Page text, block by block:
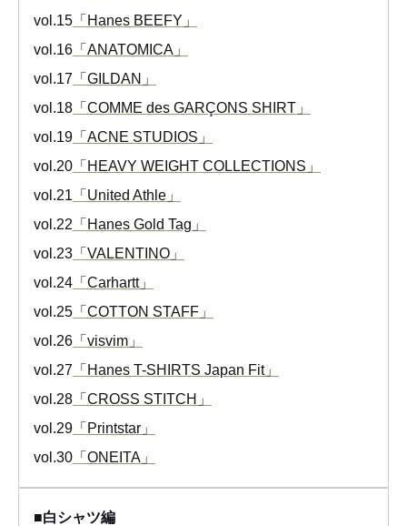
vol.15 「Hanes BEEFY」
vol.16 「ANATOMICA」
vol.17 「GILDAN」
vol.18 「COMME des GARÇONS SHIRT」
vol.19 「ACNE STUDIOS」
vol.20 「HEAVY WEIGHT COLLECTIONS」
vol.21 「United Athle」
vol.22 「Hanes Gold Tag」
vol.23 「VALENTINO」
vol.24 「Carhartt」
vol.25 「COTTON STAFF」
vol.26 「visvim」
vol.27 「Hanes T-SHIRTS Japan Fit」
vol.28 「CROSS STITCH」
vol.29 「Printstar」
vol.30 「ONEITA」
■白シャツ編